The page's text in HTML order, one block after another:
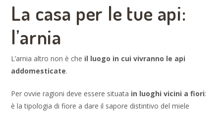
La casa per le tue api:
l’arnia
L’arnia altro non è che il luogo in cui vivranno le api
addomesticate.
Per ovvie ragioni deve essere situata in luoghi vicini a fiori:
è la tipologia di fiore a dare il sapore distintivo del miele